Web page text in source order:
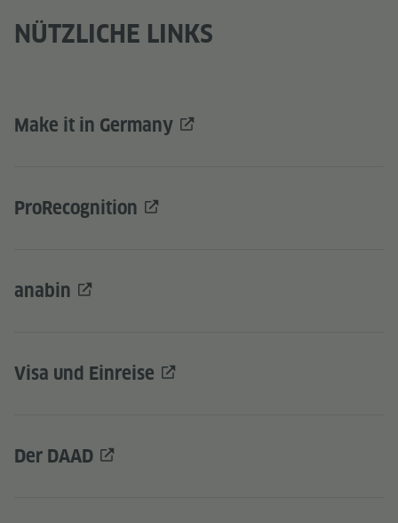
NÜTZLICHE LINKS
Make it in Germany
ProRecognition
anabin
Visa und Einreise
Der DAAD